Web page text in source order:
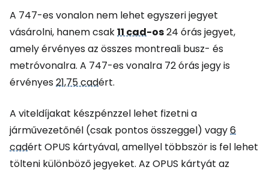
A 747-es vonalon nem lehet egyszeri jegyet
vásárolni, hanem csak11 cad-os24 órás jegyet,
amely érvényes az összes montreali busz- és
metróvonalra. A 747-es vonalra 72 órás jegy is
érvényes21,75 cadért.
A viteldíjakat készpénzzel lehet fizetni a
járművezetőnél (csak pontos összeggel) vagy6
cadért OPUS kártyával, amellyel többször is fel lehet
tölteni különböző jegyeket. Az OPUS kártyát az